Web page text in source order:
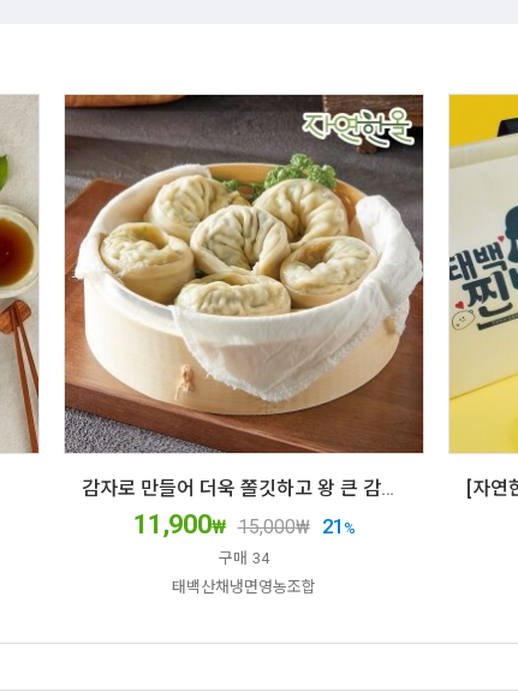
감자로 만들어 더욱 쫄깃하고 왕 큰 감자왕만두
11,900₩ 15,000₩ 21 %
구매 34
태백산채냉면영농조합